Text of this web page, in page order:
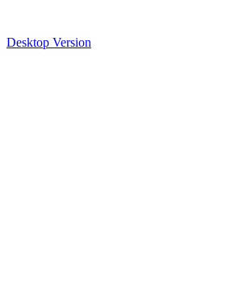
Desktop Version